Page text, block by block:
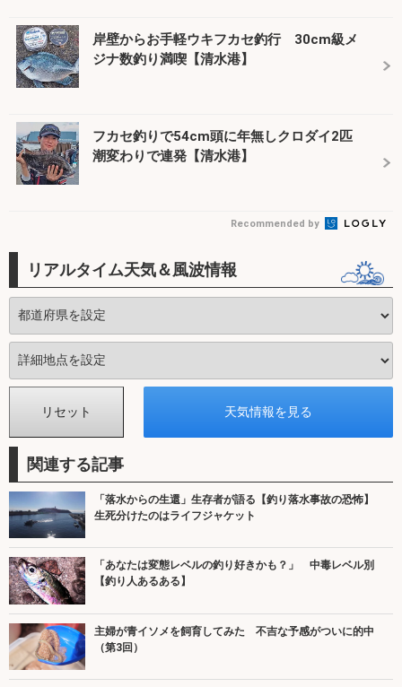
岸壁からお手軽ウキフカセ釣行 30cm級メ
ジナ数釣り満喫【清水港】
フカセ釣りで54cm頭に年無しクロダイ2匹
潮変わりで連発【清水港】
Recommended by
リアルタイム天気＆風波情報
関連する記事
「落水からの生還」生存者が語る【釣り落水事故の恐怖】
生死分けたのはライフジャケット
「あなたは変態レベルの釣り好きかも？」 中毒レベル別
【釣り人あるある】
主婦が青イソメを飼育してみた 不吉な予感がついに的中
（第3回）